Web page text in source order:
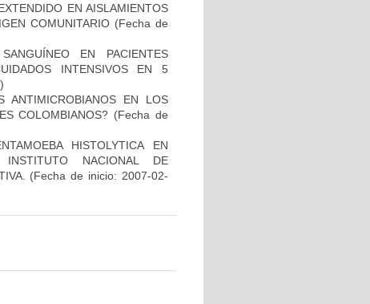
EN AISLAMIENTOS
COMUNITARIO(Fecha de
EN PACIENTES
INTENSIVOS EN 5
ANTIMICROBIANOS EN LOS
COLOMBIANOS? (Fecha de
HISTOLYTICA EN
NACIONAL DE
(Fecha de inicio: 2007-02-